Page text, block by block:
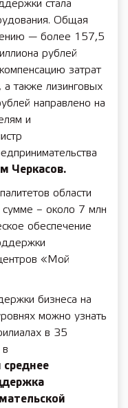
стала
Общая
— более 157,5
рублей
затрат
а также лизинговых
направлено на
и
Черкасов.
области
сумме – около 7 млн
обеспечение
«Мой
бизнеса на
можно узнать
в 35
в